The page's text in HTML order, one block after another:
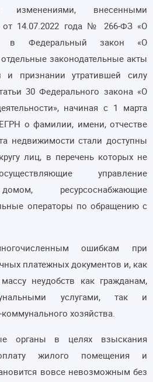
внесенными
14.07.2022 года № 266-ФЗ «О
в Федеральный закон «О
законодательные акты
и признании утратившей силу
30 Федерального закона «О
начиная с 1 марта
о фамилии, имени, отчестве
недвижимости стали доступны
лиц, в перечень которых не
управление
ресурсоснабжающие
операторы по обращению с
ошибкам при
платежных документов и, как
неудобств как гражданам,
услугами, так и
хозяйства.
органы в целях взыскания
жилого помещения и
вовсе невозможным без